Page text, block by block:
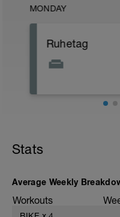
MONDAY
Ruhetag
diesem Tag
Stats
Average Weekly
Workouts